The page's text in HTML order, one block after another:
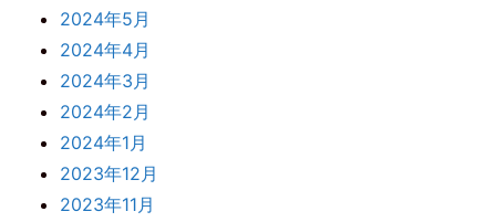
2024年5月
2024年4月
2024年3月
2024年2月
2024年1月
2023年12月
2023年11月